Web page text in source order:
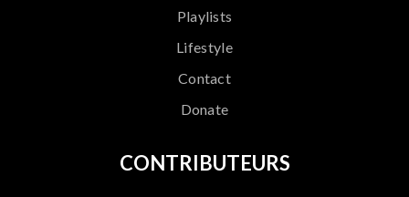
Playlists
Lifestyle
Contact
Donate
CONTRIBUTEURS